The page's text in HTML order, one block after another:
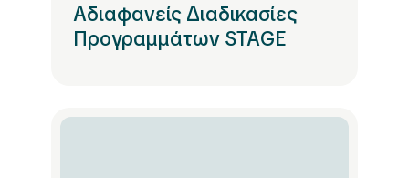
Αδιαφανείς Διαδικασίες
Προγραμμάτων STAGE